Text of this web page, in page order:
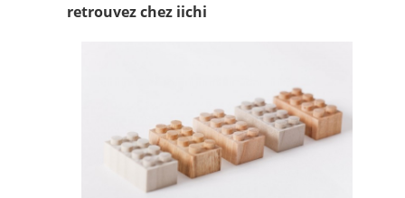
retrouvez chez iichi